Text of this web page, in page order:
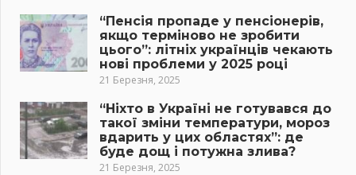
“Пенсія пропаде у пенсіонерів,
якщо терміново не зробити
цього”: літніх українців чекають
нові проблеми у 2025 році
21 Березня, 2025
“Ніхто в Україні не готувався до
такої зміни температури, мороз
вдарить у цих областях”: де
буде дощ і потужна злива?
21 Березня, 2025